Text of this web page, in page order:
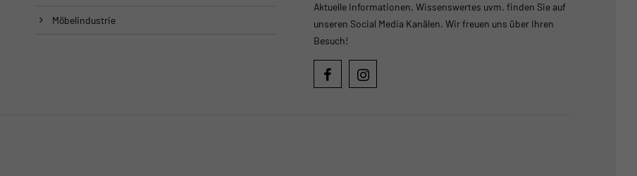
Möbelindustrie
Aktuelle Informationen, Wissenswertes uvm. finden Sie auf
unseren Social Media Kanälen. Wir freuen uns über Ihren
Besuch!